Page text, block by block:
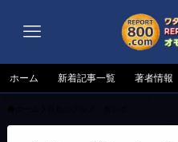
ホーム 新着記事一覧 著者情報